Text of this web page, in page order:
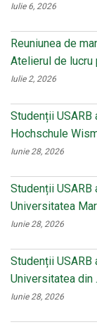
Iulie 6, 2026
Reuniunea de
Atelierul de lucru
Iulie 2, 2026
Studenții
Hochschule
Iunie 28, 2026
Studenții
Universitatea
Iunie 28, 2026
Studenții
Universitatea din
Iunie 28, 2026